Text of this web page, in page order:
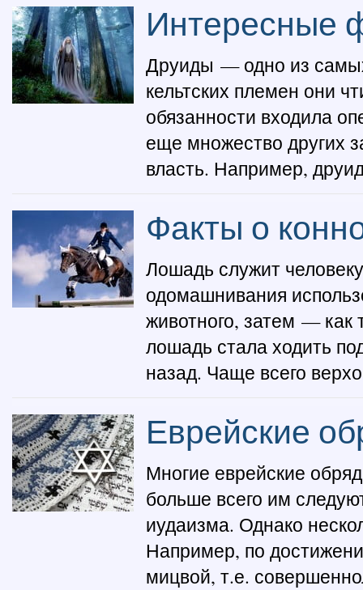
Интересные
Друиды — одно из
кельтских племен они
обязанности входила
еще множество других
власть. Например,
Факты о
Лошадь служит
одомашнивания
животного, затем — как
лошадь стала ходить
назад. Чаще всего
Еврейские
Многие еврейские
больше всего им
иудаизма. Однако
Например, по
мицвой, т.е.